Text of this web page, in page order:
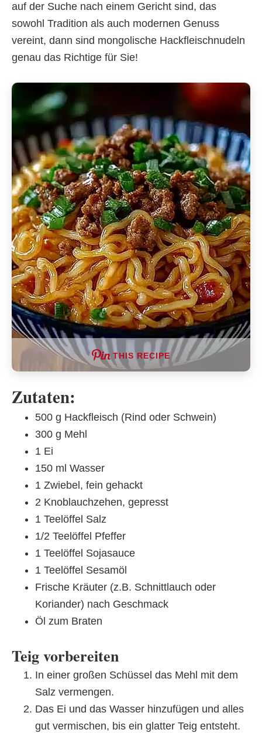
auf der Suche nach einem Gericht sind, das
sowohl Tradition als auch modernen Genuss
vereint, dann sind mongolische Hackfleischnudeln
genau das Richtige für Sie!
THIS RECIPE
Zutaten:
500 g Hackfleisch (Rind oder Schwein)
300 g Mehl
1 Ei
150 ml Wasser
1 Zwiebel, fein gehackt
2 Knoblauchzehen, gepresst
1 Teelöffel Salz
1/2 Teelöffel Pfeffer
1 Teelöffel Sojasauce
1 Teelöffel Sesamöl
Frische Kräuter (z.B. Schnittlauch oder
Koriander) nach Geschmack
Öl zum Braten
Teig vorbereiten
In einer großen Schüssel das Mehl mit dem
Salz vermengen.
Das Ei und das Wasser hinzufügen und alles
gut vermischen, bis ein glatter Teig entsteht.